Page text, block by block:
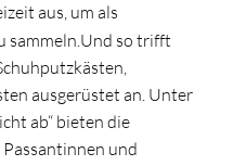
aus, um als
sammeln.Und so trifft
ausgerüstet an. Unter
ab“ bieten die
und